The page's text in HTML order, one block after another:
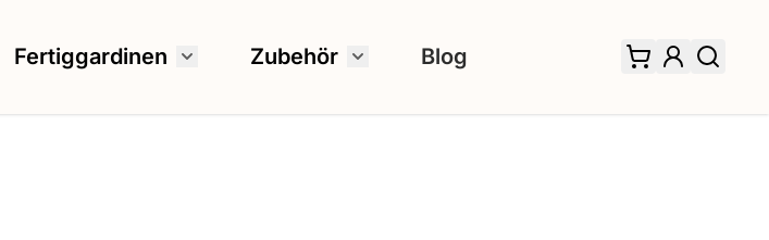
Fertiggardinen
Untermenü für Fertiggardinen umschalten
Zubehör
Untermenü für Zubehör umschalten
Blog